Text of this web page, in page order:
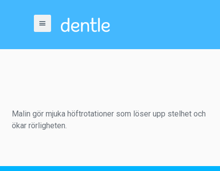
Malin gör mjuka höftrotationer som löser upp stelhet och
ökar rörligheten.